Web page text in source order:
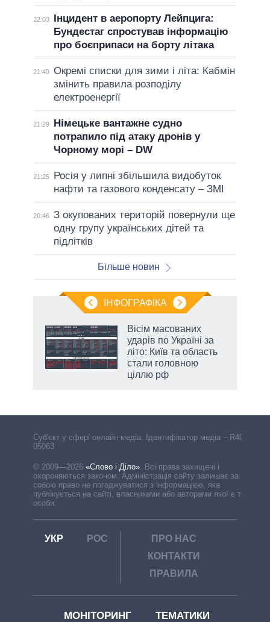
22:03
Інцидент в аеропорту Лейпцига:
Бундестаг спростував інформацію
про боєприпаси на борту літака
21:49 Окремі списки для зими і літа: Кабмін
змінить правила розподілу
електроенергії
21:29
Німецьке вантажне судно
потрапило під атаку дронів у
Чорному морі – DW
21:25
Росія у липні збільшила видобуток
нафти та газового конденсату – ЗМІ
20:46 З окупованих територій повернули ще
одну групу українських дітей та
підлітків
Більше новин
ІНФОГРАФІКА
Вісім масованих
ударів по Україні за
літо: Київ та область
стали головною
ціллю рф
Cуб'єкт у сфері онлайн-медіа. Ідентифікатор медіа – R40-
05063
© 2009—2026 «Слово і Діло»
Всі права захищені і
охороняються законом. Адміністрація сайту залишає за
собою право не погоджуватися з інформацією, яка
публікується на сайті, власниками або авторами якої є треті
особи.
УКР РОС
ПРО НАС
КОНТАКТИ
ПРАВИЛА
МОНІТОРИНГ ТЕМАТИКИ